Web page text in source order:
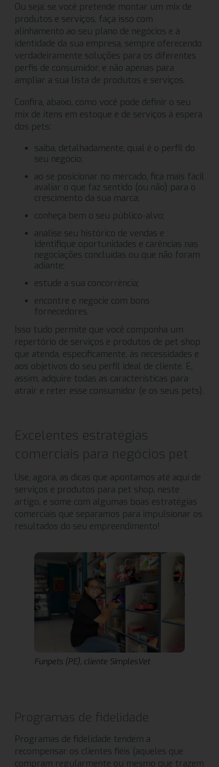
Ou seja: se você pretende montar um mix de
produtos e serviços, faça isso com
alinhamento ao seu plano de negócios e à
identidade da sua empresa, sempre oferecendo
verdadeiramente soluções para os diferentes
perfis de consumidor, e não apenas para
ampliar a sua lista de produtos e serviços.
Confira, abaixo, como você pode definir o seu
mix de itens em estoque e de serviços à espera
dos pets:
saiba, detalhadamente, qual é o perfil do
seu negócio;
ao se posicionar no mercado, fica mais fácil
avaliar o que faz sentido (ou não) para o
crescimento da sua marca;
conheça bem o seu público-alvo;
analise seu histórico de vendas e
identifique oportunidades e carências nas
negociações concluídas ou que não foram
adiante;
estude a sua concorrência;
encontre e negocie com bons
fornecedores.
Isso tudo permite que você componha um
repertório de serviços e produtos de pet shop
que atenda, especificamente, às necessidades e
aos objetivos do seu perfil ideal de cliente. E,
assim, adquire todas as características para
atrair e reter esse consumidor (e os seus pets).
Excelentes estratégias
comerciais para negócios pet
Use, agora, as dicas que apontamos até aqui de
serviços e produtos para pet shop, neste
artigo, e some com algumas boas estratégias
comerciais que separamos para impulsionar os
resultados do seu empreendimento!
Funpets (PE), cliente SimplesVet
Programas de fidelidade
Programas de fidelidade tendem a
recompensar os clientes fiéis (aqueles que
compram regularmente ou mesmo que trazem